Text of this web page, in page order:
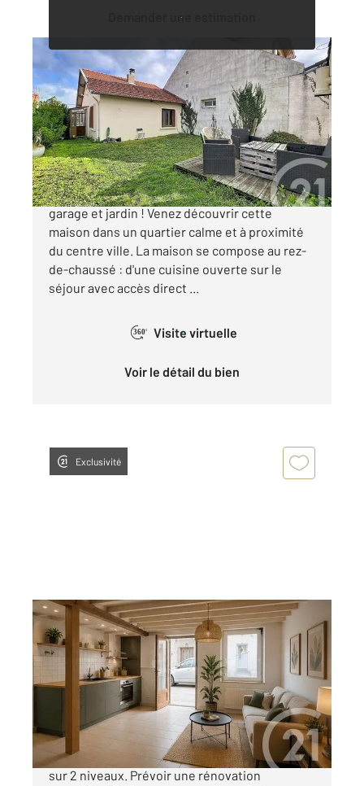
Demander une estimation
RIOM 63
71,96 m2, 4 pièces
Ref : 24792
Maison à vendre
166 000 €
EXCLUSIVITE à RIOM, maison 3 chambres, avec
garage et jardin ! Venez découvrir cette
maison dans un quartier calme et à proximité
du centre ville. La maison se compose au rez-
de-chaussé : d'une cuisine ouverte sur le
séjour avec accès direct ...
360° Visite virtuelle
Voir le détail du bien
Exclusivité
RIOM 63
34 m
, 2 pièces
Ref : 24735
Maison à vendre
59 900 €
RIOM, maison à rénover d'environ 34m² répartis
sur 2 niveaux. Prévoir une rénovation